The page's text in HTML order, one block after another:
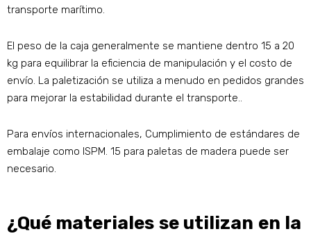
transporte marítimo.
El peso de la caja generalmente se mantiene dentro 15 a 20
kg para equilibrar la eficiencia de manipulación y el costo de
envío. La paletización se utiliza a menudo en pedidos grandes
para mejorar la estabilidad durante el transporte..
Para envíos internacionales, Cumplimiento de estándares de
embalaje como ISPM. 15 para paletas de madera puede ser
necesario.
¿Qué materiales se utilizan en la